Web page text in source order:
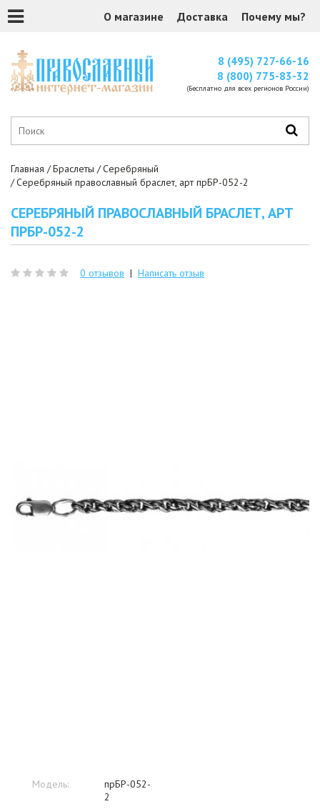
О магазине Доставка Почему мы?
8 (495) 727-66-16
8 (800) 775-83-32
(Бесплатно для всех регионов России)
Главная Браслеты
Серебряный
Серебряный православный браслет, арт прБР-052-2
СЕРЕБРЯНЫЙ ПРАВОСЛАВНЫЙ БРАСЛЕТ, АРТ
ПРБР-052-2
0 отзывов | Написать отзыв
Модель:
прБР-052-
2